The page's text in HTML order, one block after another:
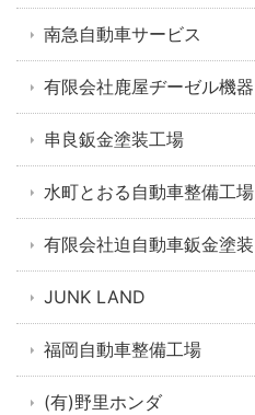
南急自動車サービス
有限会社鹿屋ヂーゼル機器
串良鈑金塗装工場
水町とおる自動車整備工場
有限会社迫自動車鈑金塗装
JUNK LAND
福岡自動車整備工場
(有)野里ホンダ